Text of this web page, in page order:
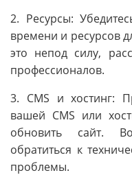
2. Ресурсы:
времени и ресурсов
это непод силу,
профессионалов.
3. CMS и хостинг:
вашей CMS или
обновить сайт.
обратиться к
проблемы.